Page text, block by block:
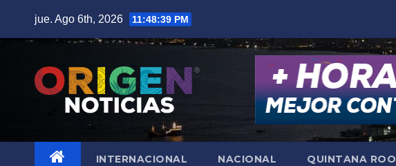
jue. Ago 6th, 2026 11:48:40 PM
INTERNACIONAL NACIONAL QUINTANA ROO